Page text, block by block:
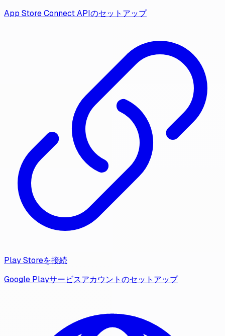
App Store Connect APIのセットアップ
Play Storeを接続
Google Playサービスアカウントのセットアップ